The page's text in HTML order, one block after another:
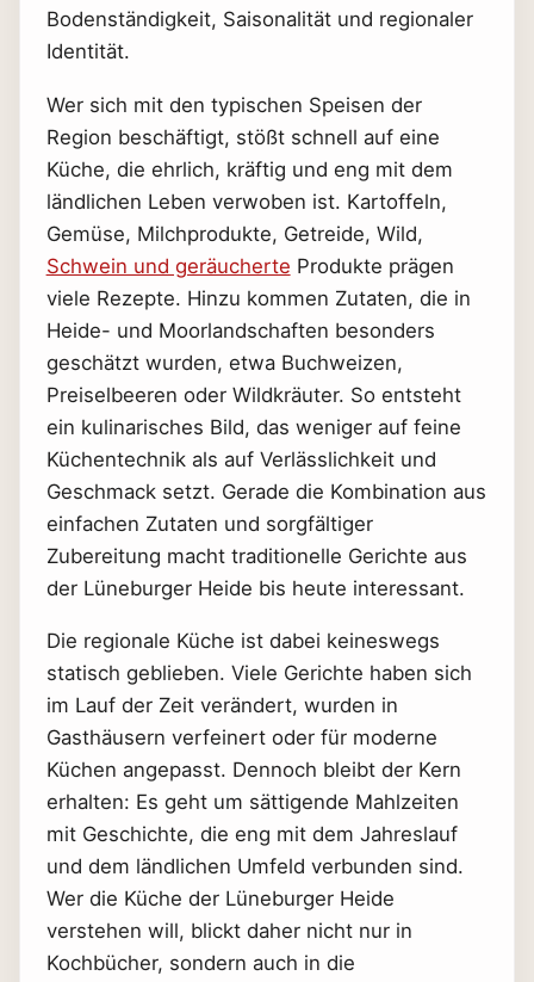
Bodenständigkeit, Saisonalität und regionaler
Identität.
Wer sich mit den typischen Speisen der
Region beschäftigt, stößt schnell auf eine
Küche, die ehrlich, kräftig und eng mit dem
ländlichen Leben verwoben ist. Kartoffeln,
Gemüse, Milchprodukte, Getreide, Wild,
Schwein und geräucherte Produkte prägen
viele Rezepte. Hinzu kommen Zutaten, die in
Heide- und Moorlandschaften besonders
geschätzt wurden, etwa Buchweizen,
Preiselbeeren oder Wildkräuter. So entsteht
ein kulinarisches Bild, das weniger auf feine
Küchentechnik als auf Verlässlichkeit und
Geschmack setzt. Gerade die Kombination aus
einfachen Zutaten und sorgfältiger
Zubereitung macht traditionelle Gerichte aus
der Lüneburger Heide bis heute interessant.
Die regionale Küche ist dabei keineswegs
statisch geblieben. Viele Gerichte haben sich
im Lauf der Zeit verändert, wurden in
Gasthäusern verfeinert oder für moderne
Küchen angepasst. Dennoch bleibt der Kern
erhalten: Es geht um sättigende Mahlzeiten
mit Geschichte, die eng mit dem Jahreslauf
und dem ländlichen Umfeld verbunden sind.
Wer die Küche der Lüneburger Heide
verstehen will, blickt daher nicht nur in
Kochbücher, sondern auch in die